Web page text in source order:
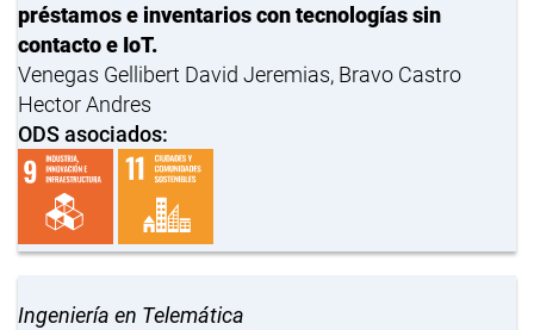
préstamos e inventarios con tecnologías sin
contacto e IoT.
Venegas Gellibert David Jeremias, Bravo Castro
Hector Andres
ODS asociados:
Ingeniería en Telemática